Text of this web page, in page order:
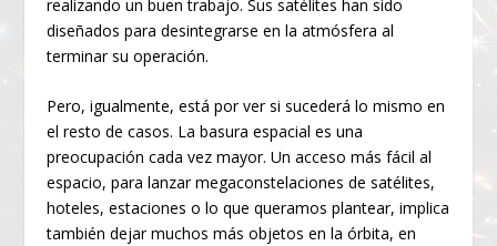
realizando un buen trabajo. Sus satélites han sido
diseñados para desintegrarse en la atmósfera al
terminar su operación.
Pero, igualmente, está por ver si sucederá lo mismo en
el resto de casos. La basura espacial es una
preocupación cada vez mayor. Un acceso más fácil al
espacio, para lanzar megaconstelaciones de satélites,
hoteles, estaciones o lo que queramos plantear, implica
también dejar muchos más objetos en la órbita, en